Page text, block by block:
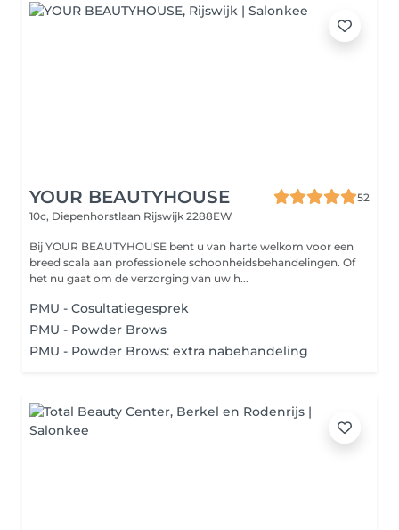
YOUR BEAUTYHOUSE
52
10c, Diepenhorstlaan Rijswijk 2288EW
Bij YOUR BEAUTYHOUSE bent u van harte welkom voor een
breed scala aan professionele schoonheidsbehandelingen. Of
het nu gaat om de verzorging van uw h...
PMU - Cosultatiegesprek
PMU - Powder Brows
PMU - Powder Brows: extra nabehandeling